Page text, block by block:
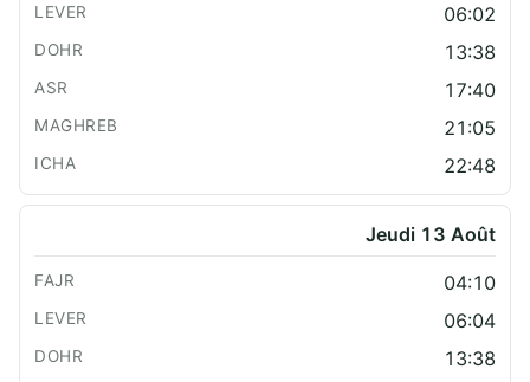
06:02
13:38
17:40
21:05
22:48
Jeudi 13 Août
04:10
06:04
13:38